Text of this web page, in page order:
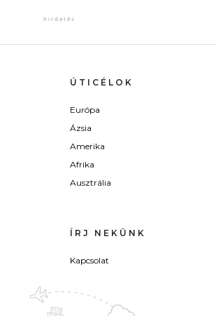
ÚTICÉLOK
Európa
Ázsia
Amerika
Afrika
Ausztrália
ÍRJ NEKÜNK
Kapcsolat